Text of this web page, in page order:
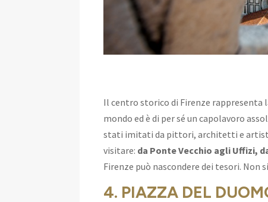
Il centro storico di Firenze rappresenta
mondo ed è di per sé un capolavoro
stati imitati da pittori, architetti e artisti
visitare: da Ponte Vecchio agli Uffizi,
Firenze può nascondere dei tesori. Non
4. PIAZZA DEL